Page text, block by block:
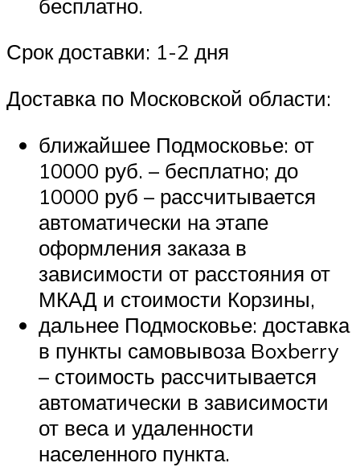
бесплатно.
Срок доставки: 1-2 дня
Доставка по Московской области:
ближайшее Подмосковье: от
10000 руб. – бесплатно; до
10000 руб – рассчитывается
автоматически на этапе
оформления заказа в
зависимости от расстояния от
МКАД и стоимости Корзины,
дальнее Подмосковье: доставка
в пункты самовывоза Boxberry
– стоимость рассчитывается
автоматически в зависимости
от веса и удаленности
населенного пункта.